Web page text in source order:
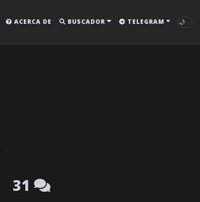
ACERCA DE BUSCADOR TELEGRAM 🌙
31